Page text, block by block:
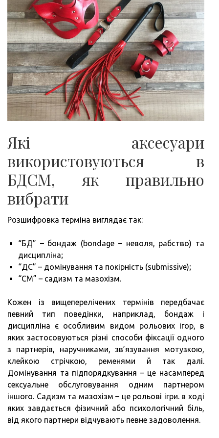
Які аксесуари
використовуються в
БДСМ, як правильно
вибрати
Розшифровка терміна виглядає так:
“БД” – бондаж (bondage – неволя, рабство) та
дисципліна;
“ДС” – домінування та покірність (submissive);
“СМ” – садизм та мазохізм.
Кожен із вищеперелічених термінів передбачає
певний тип поведінки, наприклад, бондаж і
дисципліна є особливим видом рольових ігор, в
яких застосовуються різні способи фіксації одного
з партнерів, наручниками, зв’язування мотузкою,
клейкою стрічкою, ременями й так далі.
Домінування та підпорядкування – це насамперед
сексуальне обслуговування одним партнером
іншого. Садизм та мазохізм – це рольові ігри. в ході
яких завдається фізичний або психологічний біль,
від якого партнери відчувають певне задоволення.